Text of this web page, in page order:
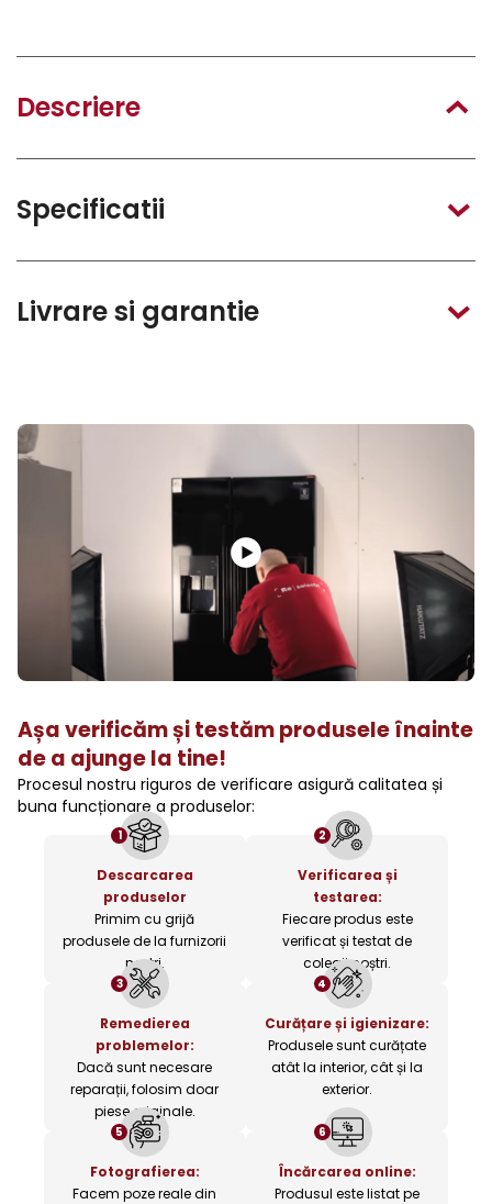
Descriere
Specificatii
Livrare si garantie
Așa verificăm și testăm produsele înainte
de a ajunge la tine!
Procesul nostru riguros de verificare asigură calitatea și
buna funcționare a produselor:
1
Descarcarea
produselor
Primim cu grijă
produsele de la furnizorii
noștri.
2
Verificarea și
testarea:
Fiecare produs este
verificat și testat de
colegii noștri.
3
Remedierea
problemelor:
Dacă sunt necesare
reparații, folosim doar
piese originale.
4
Curățare și igienizare:
Produsele sunt curățate
atât la interior, cât și la
exterior.
5
Fotografierea:
Facem poze reale din
6
Încărcarea online:
Produsul este listat pe